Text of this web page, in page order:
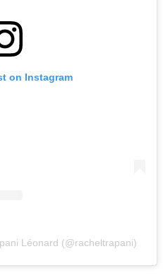
on Instagram
Léonard (@racheltrapani)